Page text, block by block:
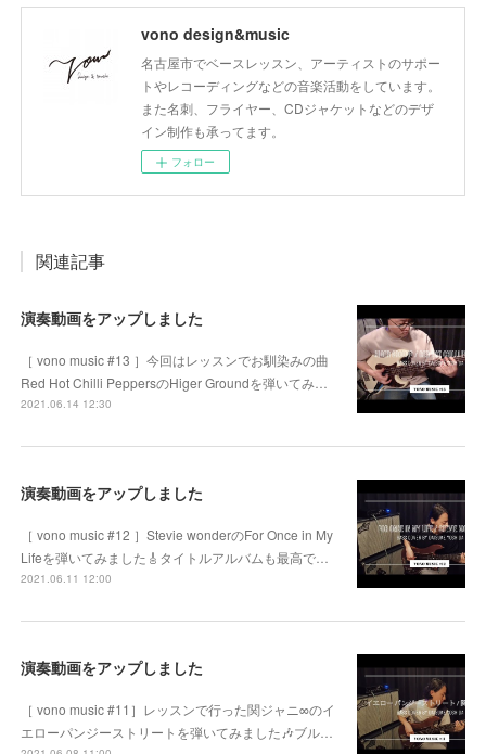
vono design&music
名古屋市でベースレッスン、アーティストのサポー
トやレコーディングなどの音楽活動をしています。
また名刺、フライヤー、CDジャケットなどのデザ
イン制作も承ってます。
フォロー
関連記事
演奏動画をアップしました
［ vono music #13 ］今回はレッスンでお馴染みの曲
Red Hot Chilli PeppersのHiger Groundを弾いてみ…
2021.06.14 12:30
演奏動画をアップしました
［ vono music #12 ］Stevie wonderのFor Once in My
Lifeを弾いてみました🎸タイトルアルバムも最高で…
2021.06.11 12:00
演奏動画をアップしました
［ vono music #11］レッスンで行った関ジャニ∞のイ
エローパンジーストリートを弾いてみました🎶ブル…